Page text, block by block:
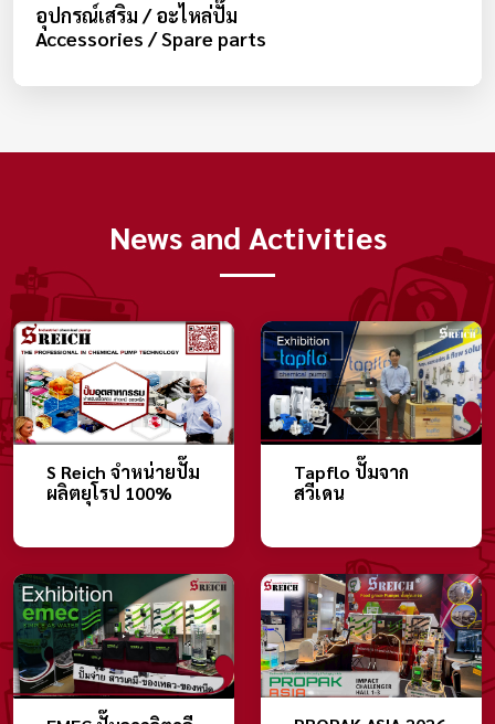
อุปกรณ์เสริม / อะไหล่ปั๊ม
Accessories / Spare parts
News and Activities
S Reich จำหน่ายปั๊ม
ผลิตยุโรป 100%
Tapflo ปั๊มจาก
สวีเดน